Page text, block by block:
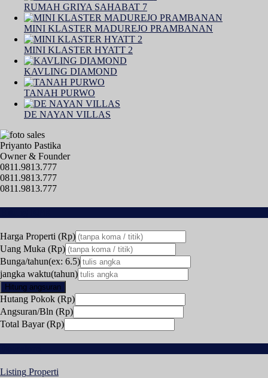
RUMAH GRIYA SAHABAT 7
MINI KLASTER MADUREJO PRAMBANAN
MINI KLASTER HYATT 2
KAVLING DIAMOND
TANAH PURWO
DE NAYAN VILLAS
Priyanto Pastika
Owner & Founder
0811.9813.777
0811.9813.777
0811.9813.777
Harga Properti (Rp)
Uang Muka (Rp)
Bunga/tahun(ex: 6.5)
jangka waktu(tahun)
Hitung angsuran
Hutang Pokok (Rp)
Angsuran/Bln (Rp)
Total Bayar (Rp)
Listing Properti